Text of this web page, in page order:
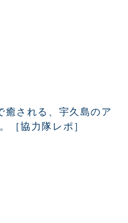
癒される、宇久島のア
［協力隊レポ］